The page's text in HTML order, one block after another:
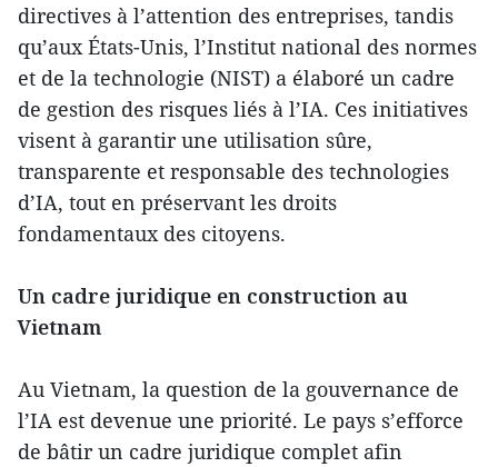
directives à l’attention des entreprises, tandis
qu’aux États-Unis, l’Institut national des normes
et de la technologie (NIST) a élaboré un cadre
de gestion des risques liés à l’IA. Ces initiatives
visent à garantir une utilisation sûre,
transparente et responsable des technologies
d’IA, tout en préservant les droits
fondamentaux des citoyens.
Un cadre juridique en construction au
Vietnam
Au Vietnam, la question de la gouvernance de
l’IA est devenue une priorité. Le pays s’efforce
de bâtir un cadre juridique complet afin